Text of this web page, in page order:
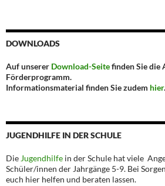
DOWNLOADS
Auf unserer Download-Seitefinden Sie die
Förderprogramm.
Informationsmaterial finden Sie zudem hier.
JUGENDHILFE IN DER SCHULE
Die Jugendhilfe in der Schule hat viele
Schüler/innen der Jahrgänge 5-9. Bei
euch hier helfen und beraten lassen.